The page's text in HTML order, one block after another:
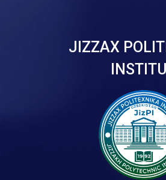
JIZZAX